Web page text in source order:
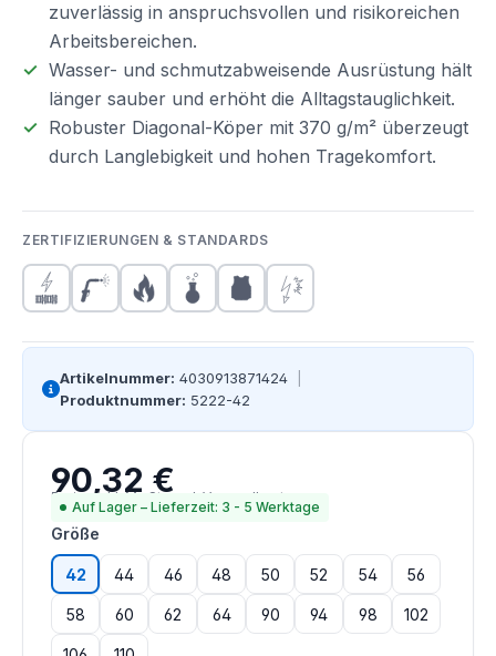
zuverlässig in anspruchsvollen und risikoreichen
Arbeitsbereichen.
Wasser- und schmutzabweisende Ausrüstung hält
länger sauber und erhöht die Alltagstauglichkeit.
Robuster Diagonal-Köper mit 370 g/m² überzeugt
durch Langlebigkeit und hohen Tragekomfort.
ZERTIFIZIERUNGEN & STANDARDS
Artikelnummer: 4030913871424
Produktnummer: 5222-42
Regulärer Preis:
90,32 €
Preise inkl. MwSt. zzgl. Versandkosten
Auf Lager – Lieferzeit: 3 - 5 Werktage
Größe
42 44 46 48 50 52 54 56
58 60 62 64 90 94 98 102